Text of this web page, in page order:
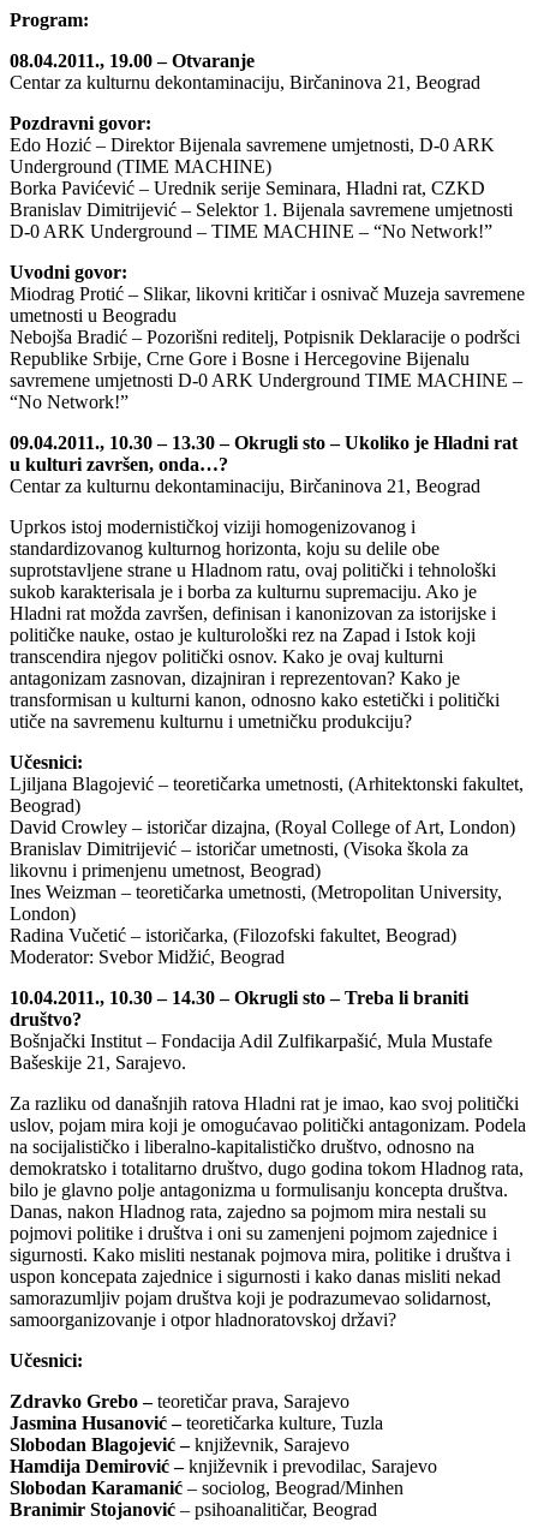
Program:
08.04.2011., 19.00 – Otvaranje
Centar za kulturnu dekontaminaciju, Birčaninova 21, Beograd
Pozdravni govor:
Edo Hozić – Direktor Bijenala savremene umjetnosti, D-0 ARK
Underground (TIME MACHINE)
Borka Pavićević – Urednik serije Seminara, Hladni rat, CZKD
Branislav Dimitrijević – Selektor 1. Bijenala savremene umjetnosti
D-0 ARK Underground – TIME MACHINE – “No Network!”
Uvodni govor:
Miodrag Protić – Slikar, likovni kritičar i osnivač Muzeja savremene
umetnosti u Beogradu
Nebojša Bradić – Pozorišni reditelj, Potpisnik Deklaracije o podršci
Republike Srbije, Crne Gore i Bosne i Hercegovine Bijenalu
savremene umjetnosti D-0 ARK Underground TIME MACHINE –
“No Network!”
09.04.2011., 10.30 – 13.30 – Okrugli sto – Ukoliko je Hladni rat
u kulturi završen, onda…?
Centar za kulturnu dekontaminaciju, Birčaninova 21, Beograd
Uprkos istoj modernističkoj viziji homogenizovanog i
standardizovanog kulturnog horizonta, koju su delile obe
suprotstavljene strane u Hladnom ratu, ovaj politički i tehnološki
sukob karakterisala je i borba za kulturnu supremaciju. Ako je
Hladni rat možda završen, definisan i kanonizovan za istorijske i
političke nauke, ostao je kulturološki rez na Zapad i Istok koji
transcendira njegov politički osnov. Kako je ovaj kulturni
antagonizam zasnovan, dizajniran i reprezentovan? Kako je
transformisan u kulturni kanon, odnosno kako estetički i politički
utiče na savremenu kulturnu i umetničku produkciju?
Učesnici:
Ljiljana Blagojević – teoretičarka umetnosti, (Arhitektonski fakultet,
Beograd)
David Crowley – istoričar dizajna, (Royal College of Art, London)
Branislav Dimitrijević – istoričar umetnosti, (Visoka škola za
likovnu i primenjenu umetnost, Beograd)
Ines Weizman – teoretičarka umetnosti, (Metropolitan University,
London)
Radina Vučetić – istoričarka, (Filozofski fakultet, Beograd)
Moderator: Svebor Midžić, Beograd
10.04.2011., 10.30 – 14.30 – Okrugli sto – Treba li braniti
društvo?
Bošnjački Institut – Fondacija Adil Zulfikarpašić, Mula Mustafe
Bašeskije 21, Sarajevo.
Za razliku od današnjih ratova Hladni rat je imao, kao svoj politički
uslov, pojam mira koji je omogućavao politički antagonizam. Podela
na socijalističko i liberalno-kapitalističko društvo, odnosno na
demokratsko i totalitarno društvo, dugo godina tokom Hladnog rata,
bilo je glavno polje antagonizma u formulisanju koncepta društva.
Danas, nakon Hladnog rata, zajedno sa pojmom mira nestali su
pojmovi politike i društva i oni su zamenjeni pojmom zajednice i
sigurnosti. Kako misliti nestanak pojmova mira, politike i društva i
uspon koncepata zajednice i sigurnosti i kako danas misliti nekad
samorazumljiv pojam društva koji je podrazumevao solidarnost,
samoorganizovanje i otpor hladnoratovskoj državi?
Učesnici:
Zdravko Grebo–teoretičar prava, Sarajevo
Jasmina Husanović –teoretičarka kulture, Tuzla
Slobodan Blagojević–književnik, Sarajevo
Hamdija Demirović –književnik i prevodilac, Sarajevo
Slobodan Karamanić – sociolog, Beograd/Minhen
Branimir Stojanović – psihoanalitičar, Beograd